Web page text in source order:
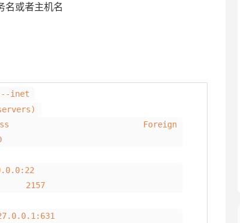
名或者主机名
inet
Local Address Foreign